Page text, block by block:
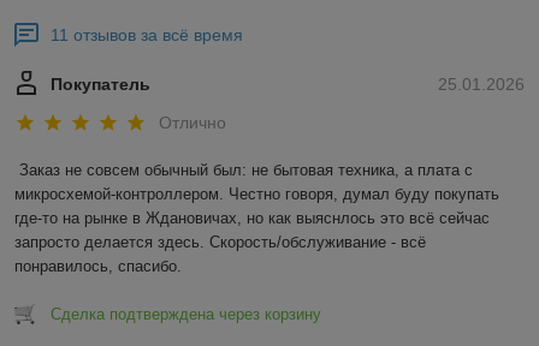
11 отзывов за всё время
25.01.2026
Покупатель
Отлично
Заказ не совсем обычный был: не бытовая техника, а плата с
микросхемой-контроллером. Честно говоря, думал буду покупать
где-то на рынке в Ждановичах, но как выяснлось это всё сейчас
запросто делается здесь. Скорость/обслуживание - всё
понравилось, спасибо.
Сделка подтверждена через корзину